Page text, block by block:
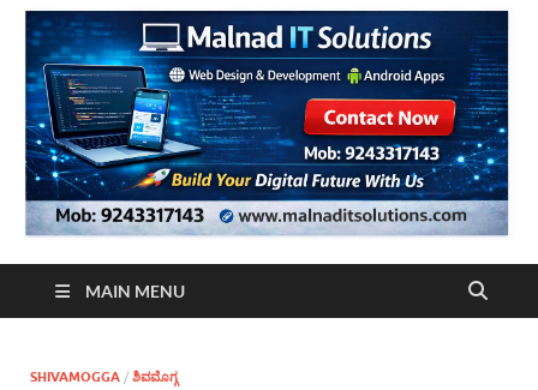
MAIN MENU
SHIVAMOGGA / ಶಿವಮೊಗ್ಗ